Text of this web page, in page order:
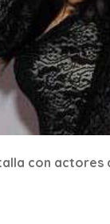
con actores